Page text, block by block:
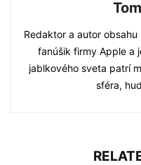
Redaktor a autor
fanúšik firmy Apple a
jablkového sveta patrí
sféra,